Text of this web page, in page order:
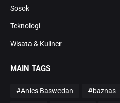
Sosok
Teknologi
Wisata & Kuliner
MAIN TAGS
#Anies Baswedan #baznas